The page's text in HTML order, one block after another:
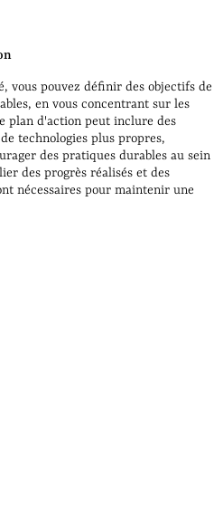
vous pouvez définir des objectifs de
en vous concentrant sur les
plan d'action peut inclure des
technologies plus propres,
des pratiques durables au sein
des progrès réalisés et des
nécessaires pour maintenir une